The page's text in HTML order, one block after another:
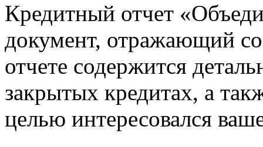
Кредитный отчет
документ, отражающий
отчете содержится
закрытых кредитах, а
целью интересовался